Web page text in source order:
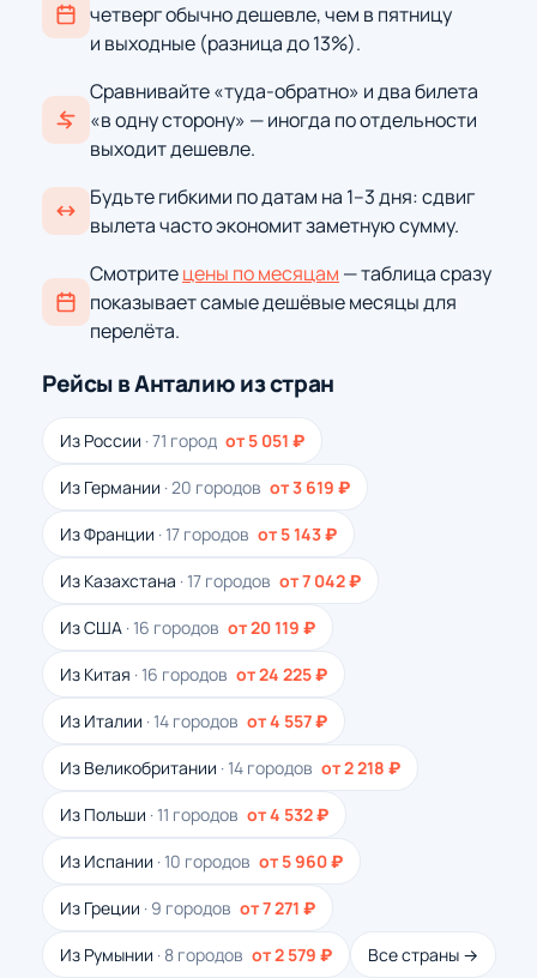
четверг обычно дешевле, чем в пятницу
и выходные (разница до 13%).
Сравнивайте «туда-обратно» и два билета
«в одну сторону» — иногда по отдельности
выходит дешевле.
Будьте гибкими по датам на 1–3 дня: сдвиг
вылета часто экономит заметную сумму.
Смотритецены по месяцам — таблица сразу
показывает самые дешёвые месяцы для
перелёта.
Рейсы в Анталию из стран
Из России · 71 город от 5 051 ₽
Из Германии · 20 городов от 3 619 ₽
Из Франции · 17 городов от 5 143 ₽
Из Казахстана · 17 городов от 7 042 ₽
Из США · 16 городов от 20 119 ₽
Из Китая · 16 городов от 24 225 ₽
Из Италии · 14 городов от 4 557 ₽
Из Великобритании · 14 городов от 2 218 ₽
Из Польши · 11 городов от 4 532 ₽
Из Испании · 10 городов от 5 960 ₽
Из Греции · 9 городов от 7 271 ₽
Из Румынии · 8 городов от 2 579 ₽ Все страны →